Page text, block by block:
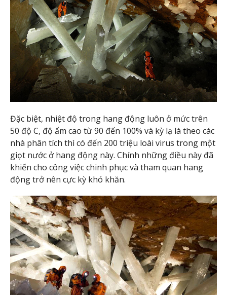
Đặc biệt, nhiệt độ trong hang động luôn ở mức trên
50 độ C, độ ẩm cao từ 90 đến 100% và kỳ lạ là theo các
nhà phân tích thì có đến 200 triệu loài virus trong một
giọt nước ở hang động này. Chính những điều này đã
khiến cho công việc chinh phục và tham quan hang
động trở nên cực kỳ khó khăn.